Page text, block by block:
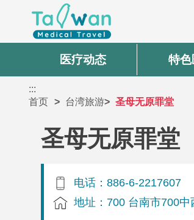
医疗动态 特
:::
首页
台湾旅游 圣母无原罪堂
圣母无原罪堂
电话：886-6-2217607
地址：700 台南市700